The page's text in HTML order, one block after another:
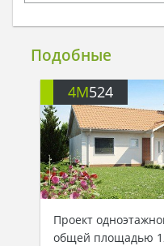
Подобные
4M524
Проект
общей площадью